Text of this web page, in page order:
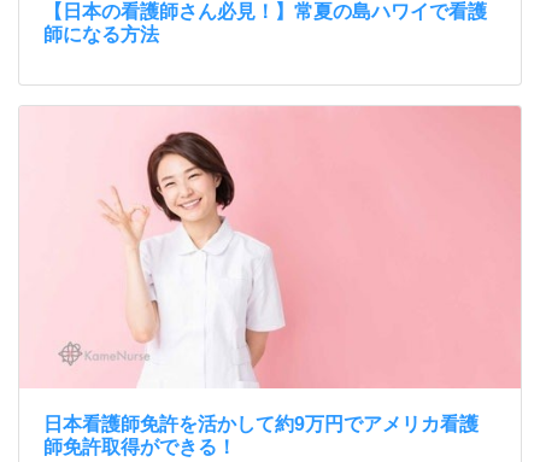
【日本の看護師さん必見！】常夏の島ハワイで看護
師になる方法
日本看護師免許を活かして約9万円でアメリカ看護
師免許取得ができる！